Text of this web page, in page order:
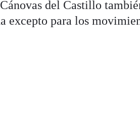
del Castillo
excepto para los